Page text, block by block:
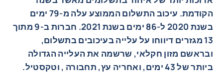
הקודמת. עיכוב התשלום הממוצע עלה מ-79 ימים
בשנת 2020 ל-86 ימים בשנת 2021. חברות ב-9 מתוך
13 מגזרים דיווחו על עלייה בעיכובים בתשלום,
ובראשם מזון חקלאי, שרשמה את העלייה הגדולה
ביותר של 43 ימים, ואחריה עץ, תחבורה , וטקסטיל.